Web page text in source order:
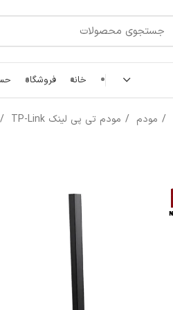
کابل شبکه
اتصالات شبکه
خانه فروشگاه
مودم مودم تی پی لینک TP-Link